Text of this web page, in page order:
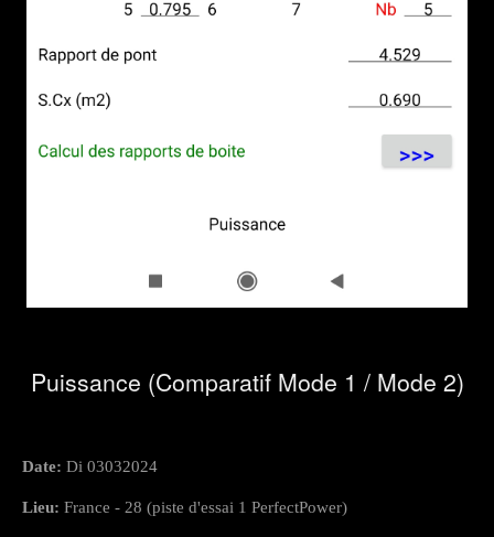
Puissance (Comparatif Mode 1 / Mode 2)
Date: Di 03032024
Lieu: France - 28 (piste d'essai 1 PerfectPower)